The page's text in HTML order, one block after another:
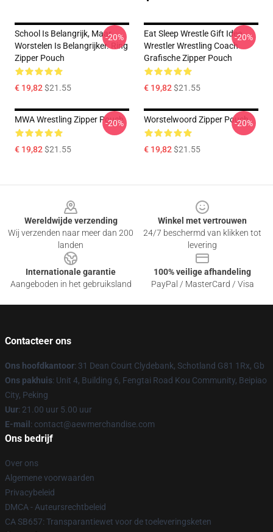
School Is Belangrijk, Maar
Worstelen Is Belangrijker. Ring
Zipper Pouch
€ 19,82$21.55
-20%
Eat Sleep Wrestle Gift Idee
Wrestler Wrestling Coach
Grafische Zipper Pouch
€ 19,82$21.55
-20%
MWA Wrestling Zipper Pouch
€ 19,82$21.55
-20% Worstelwoord Zipper Pouch
€ 19,82$21.55
-20%
Wereldwijde verzending
Wij verzenden naar meer dan 200
landen
Winkel met vertrouwen
24/7 beschermd van klikken tot
levering
Internationale garantie
Aangeboden in het gebruiksland
100% veilige afhandeling
PayPal / MasterCard / Visa
Contacteer ons
Ons hoofdkantoor: 31 Dean Court Clydebank, Schotland G81 1Rx, Gb
Ons pakhuis: Unit 4, Building 6, Fengtai Road Kou Community, Beipiao
City, Peking
Uur: 21.00 uur 5.00 uur
E-mail : contact@aewmerchandise.com
Ons bedrijf
Over ons
Algemene voorwaarden
Privacybeleid
DMCA - Auteursrechtbeleid
CA SB657: Transparantiewet voor de toeleveringsketen